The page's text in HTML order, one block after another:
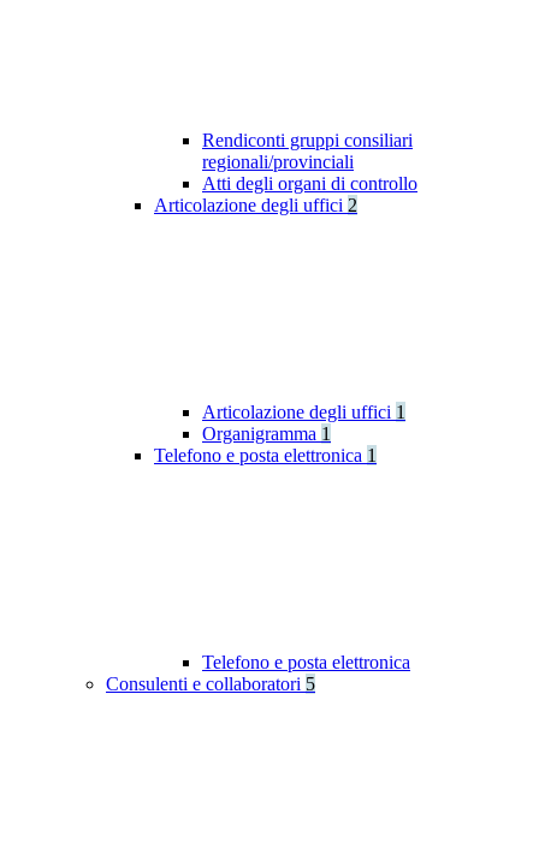
Rendiconti gruppi consiliari
regionali/provinciali
Atti degli organi di controllo
Articolazione degli uffici 2
Articolazione degli uffici 1
Organigramma 1
Telefono e posta elettronica 1
Telefono e posta elettronica
Consulenti e collaboratori 5